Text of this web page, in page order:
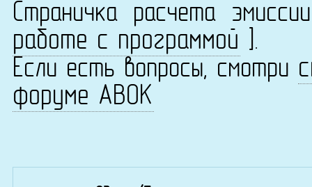
Страничка расчета
работе с программой ].
Если есть вопросы, смотри
форуме АВОК